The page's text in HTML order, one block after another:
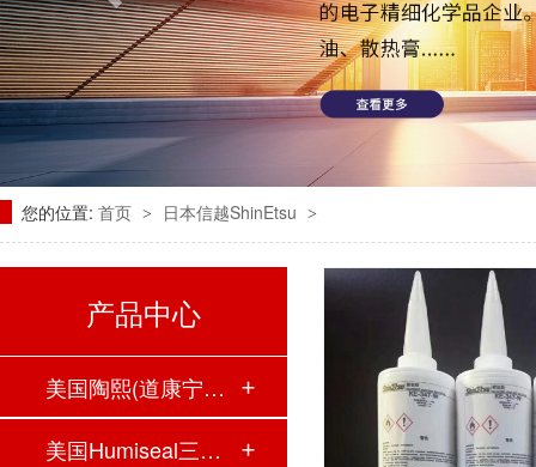
您的位置: 首页 > 日本信越ShinEtsu >
产品中心
美国陶熙(道康宁）…
美国Humiseal三防胶…